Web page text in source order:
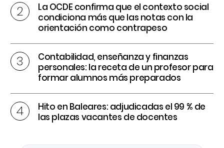
La OCDE confirma que el contexto social
condiciona más que las notas con la
orientación como contrapeso
Contabilidad, enseñanza y finanzas
personales: la receta de un profesor para
formar alumnos más preparados
Hito en Baleares: adjudicadas el 99 % de
las plazas vacantes de docentes